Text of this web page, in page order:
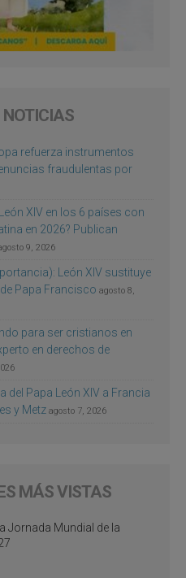
refuerza instrumentos
fraudulentas por
XIV en los 6 países con
en 2026? Publican
9, 2026
León XIV sustituye
Papa Francisco agosto 8,
para ser cristianos en
en derechos de
del Papa León XIV a Francia
y Metz agosto 7, 2026
MÁS VISTAS
Jornada Mundial de la